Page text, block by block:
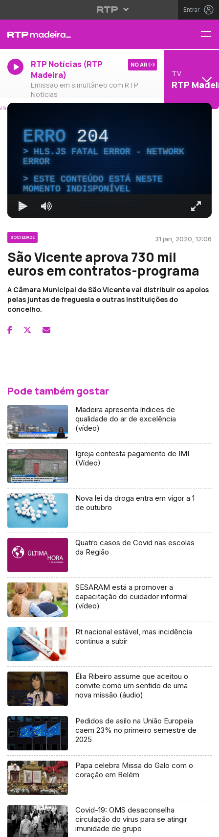
Entrar
RTP Notícias (RTP
Madeira)
Emissão em simultâneo com RTP
Notícias
NO AR
TV
RTP
ERRO204
HLS.JS FATAL ERROR - NETWORK
ERROR
ESTE CONTEÚDO ESTÁ NESTE
MOMENTO INDISPONÍVEL
SOCIEDADE 31 jan, 2020, 12:06
São Vicente aprova 730 mil
euros em contratos-programa
A Câmara Municipal de São Vicente vai distribuir os apoios
pelas juntas de freguesia e outras instituições do
concelho.
Pode também gostar
Madeira apresenta índices de
qualidade do ar de excelência
(vídeo)
Igreja contesta pagamento de IMI
(Vídeo)
Nova lei da droga entra em vigor a 1
de outubro
Quatro casos de Covid nas escolas
da Região
SESARAM está a promover a
capacitação do cuidador informal
(vídeo)
Rt nacional estável, mas incidência
continua a subir
Élia Ribeiro assume que aceitou o
convite como um sentido de uma
nova missão (áudio)
Pedidos de asilo na União Europeia
caem 23% no primeiro semestre de
2025
Papa celebra Missa do Galo com o
coração em Belém
Covid-19: OMS desaconselha
circulação do vírus para se atingir
imunidade de grupo